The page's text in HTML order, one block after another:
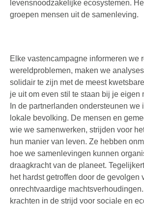
levensnoodzakelijke ecosystemen.
groepen mensen uit de samenleving.
Elke vastencampagne informeren we
wereldproblemen, maken we
solidair te zijn met de meest
je uit om even stil te staan bij je eigen
In de partnerlanden ondersteunen we
lokale bevolking. De mensen en
wie we samenwerken, strijden voor
hun manier van leven. Ze hebben
hoe we samenlevingen kunnen
draagkracht van de planeet.
het hardst getroffen door de gevolgen
onrechtvaardige
krachten in de strijd voor sociale en